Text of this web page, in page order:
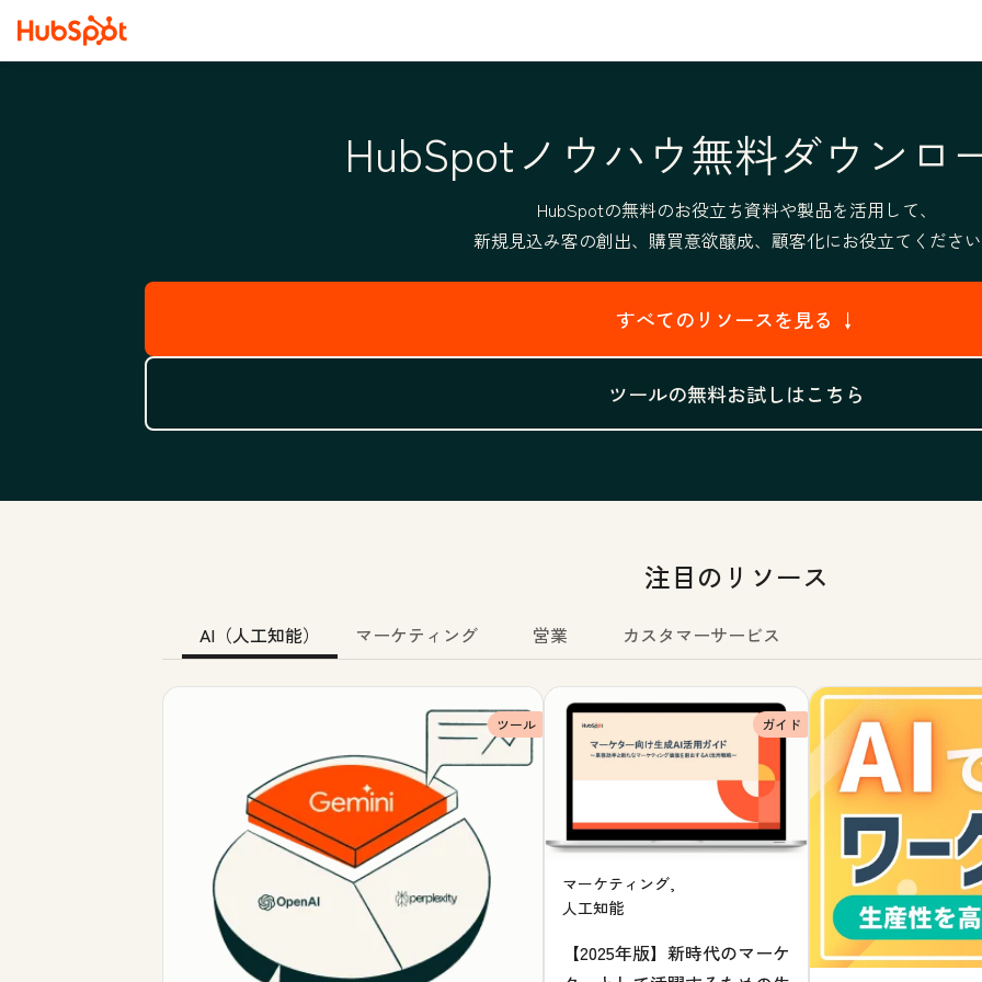
HubSpotノウハウ無料ダウンロ
HubSpotの無料のお役立ち資料や製品を活用して、
新規見込み客の創出、購買意欲醸成、顧客化にお役立てくださ
すべてのリソースを見る ↓
ツールの無料お試しはこちら
注目のリソース
AI（人工知能） マーケティング 営業 カスタマーサービス
ツール ガイド
マーケティング,
人工知能
【2025年版】新時代のマーケ